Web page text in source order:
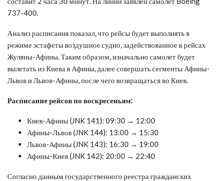
737-400.
Анализ расписания показал, что рейсы будет выполнять в
режиме эстафеты воздушное судно, задействованное в рейсах
Жуляны-Афины. Таким образом, изначально самолет будет
вылетать из Киева в Афины, далее совершать сегменты Афины-
Львов и Львов-Афины, после чего возвращаться во Киев.
Расписание рейсов по воскресеньям:
Киев-Афины (JNK 141): 09:30 → 12:00
Афины-Львов (JNK 144): 13:00 → 15:30
Львов-Афины (JNK 143): 16:30 → 19:00
Афины-Киев (JNK 142): 20:00 → 22:40
Согласно данным государственного реестра гражданских